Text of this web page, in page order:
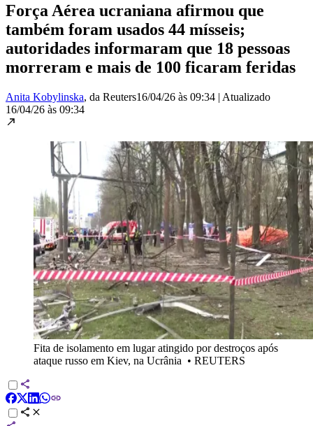
Força Aérea ucraniana afirmou que
também foram usados 44 mísseis;
autoridades informaram que 18 pessoas
morreram e mais de 100 ficaram feridas
Anita Kobylinska, da Reuters16/04/26 às 09:34 | Atualizado
16/04/26 às 09:34
Fita de isolamento em lugar atingido por destroços após
ataque russo em Kiev, na Ucrânia • REUTERS